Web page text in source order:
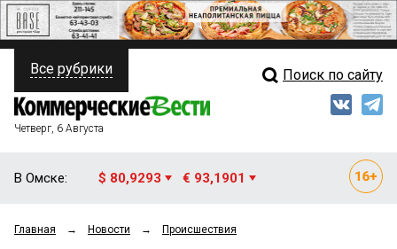
ПОЛИТИКА
ФИНАНСЫ
ОБЩЕСТВО
Свежий выпуск
Мнения
Все рубрики Поиск по сайту
Четверг, 6 Августа
В Омске: $ 80,9293 € 93,1901
Главная → Новости → Происшествия